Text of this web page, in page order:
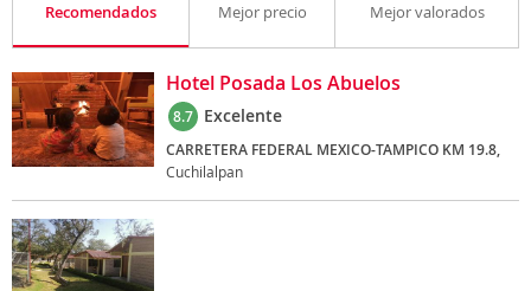
Recomendados Mejor precio Mejor valorados
Hotel Posada Los Abuelos
8.7 Excelente
CARRETERA FEDERAL MEXICO-TAMPICO KM 19.8,
Cuchilalpan